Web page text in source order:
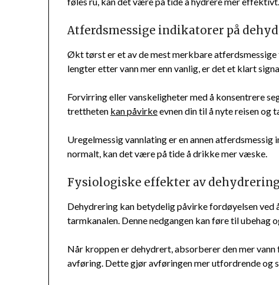
Atferdsmessige indikatorer på
Økt tørst er et av de mest merkbare
lengter etter vann mer enn vanlig, er det et klart
Forvirring eller vanskeligheter med å konsentrere
trettheten kan påvirkeevnen din til å nyte reisen og
Uregelmessig vannlating er en annen
normalt, kan det være på tide å drikke mer væske.
Fysiologiske effekter av
Dehydrering kan betydelig påvirke fordøyelsen ved
tarmkanalen. Denne nedgangen kan føre til ubehag
Når kroppen er dehydrert, absorberer den mer
avføring. Dette gjør avføringen mer utfordrende og